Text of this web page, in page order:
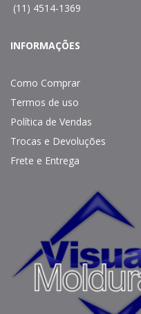
(11) 4514-1369
INFORMAÇÕES
Como Comprar
Termos de uso
Política de Vendas
Trocas e Devoluções
Frete e Entrega